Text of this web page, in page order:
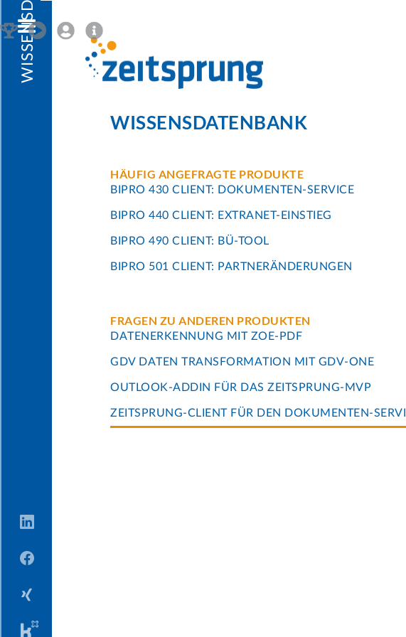

WISSENSDATENBANK
HÄUFIG ANGEFRAGTE PRODUKTE
BIPRO 430 CLIENT: DOKUMENTEN-SERVICE
BIPRO 440 CLIENT: EXTRANET-EINSTIEG
BIPRO 490 CLIENT: BÜ-TOOL
BIPRO 501 CLIENT: PARTNERÄNDERUNGEN
FRAGEN ZU ANDEREN PRODUKTEN
DATENERKENNUNG MIT ZOE-PDF
GDV DATEN TRANSFORMATION MIT GDV-ONE
OUTLOOK-ADDIN FÜR DAS ZEITSPRUNG-MVP
ZEITSPRUNG-CLIENT FÜR DEN DOKUMENTEN-